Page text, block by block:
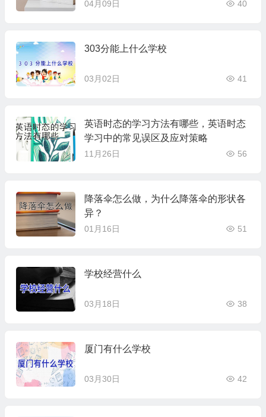
04月09日 40
303分能上什么学校
03月02日 41
英语时态的学习方法有哪些，英语时态
学习中的常见误区及应对策略
11月26日 56
降落伞怎么做，为什么降落伞的形状各
异？
01月16日 51
学校经营什么
03月18日 38
厦门有什么学校
03月30日 42